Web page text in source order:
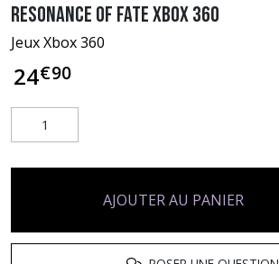
Resonance of Fate Xbox 360
Jeux Xbox 360
24€90
AJOUTER AU PANIER